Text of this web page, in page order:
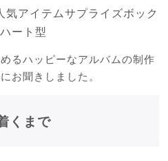
気アイテムサプライズボック
ート型
るハッピーなアルバムの制作
お聞きしました。
くまで